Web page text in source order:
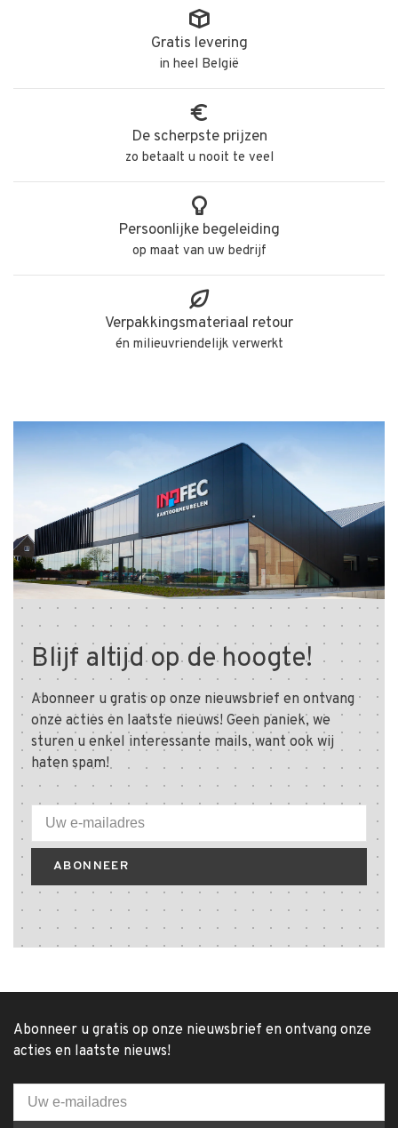
Gratis levering
in heel België
De scherpste prijzen
zo betaalt u nooit te veel
Persoonlijke begeleiding
op maat van uw bedrijf
Verpakkingsmateriaal retour
én milieuvriendelijk verwerkt
Blijf altijd op de hoogte!
Abonneer u gratis op onze nieuwsbrief en ontvang
onze acties en laatste nieuws! Geen paniek, we
sturen u enkel interessante mails, want ook wij
haten spam!
ABONNEER
Abonneer u gratis op onze nieuwsbrief en ontvang onze
acties en laatste nieuws!